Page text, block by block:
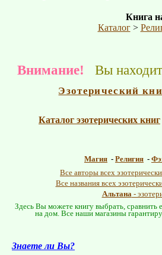
Книга
Каталог>
Внимание! Вы
Эзотерический
Каталог эзотерических книг
Магия - Религия -
Все авторы всех
Все названия всех
Альтана-
Здесь Вы можете книгу выбрать, сравнить
на дом. Все наши магазины
Знаете ли Вы?